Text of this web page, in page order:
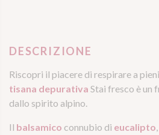
DESCRIZIONE
Riscopri il piacere di respirare a
tisana depurativa Stai fresco è un
dallo spirito alpino.
Il balsamico connubio di eucalipto,